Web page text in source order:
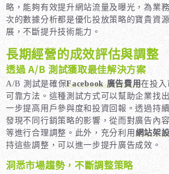
略，能夠有效提升網站流量及曝光，為業
次的數據分析都是優化投放策略的寶貴資
展，不斷提升技術能力。
長期經營的成效評估與調整
透過 A/B 測試獲取最佳解決方案
A/B 測試是確保Facebook 廣告費用在投入
可靠方法。這種測試方式可以幫助企業找
一步提高用戶參與度和投資回報。透過持
發現不同行銷策略的影響，從而對廣告內
等進行合理調整。此外，充分利用 網站架
持這些調整，可以進一步提升廣告成效。
洞悉市場趨勢，不斷調整策略